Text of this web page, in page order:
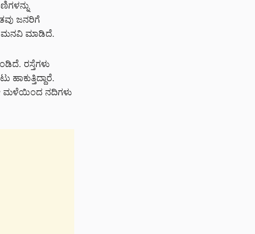
ಜನರಿಗೆ
ಮನವಿ ಮಾಡಿದೆ.
ರಸ್ತೆಗಳು
ಮಳೆಯಿಂದ ನದಿಗಳು